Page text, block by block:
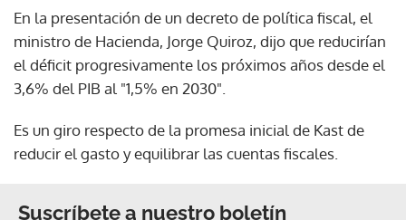
En la presentación de un decreto de política fiscal, el
ministro de Hacienda, Jorge Quiroz, dijo que reducirían
el déficit progresivamente los próximos años desde el
3,6% del PIB al "1,5% en 2030".
Es un giro respecto de la promesa inicial de Kast de
reducir el gasto y equilibrar las cuentas fiscales.
Suscríbete a nuestro boletín